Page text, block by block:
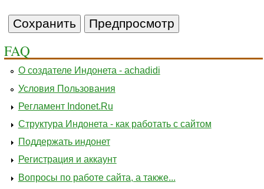
FAQ
О создателе Индонета - achadidi
Условия Пользования
Регламент Indonet.Ru
Структура Индонета - как работать с сайтом
Поддержать индонет
Регистрация и аккаунт
Вопросы по работе сайта, а также...